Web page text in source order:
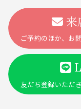
来
ご予約のほか、お
友だち登録いただ